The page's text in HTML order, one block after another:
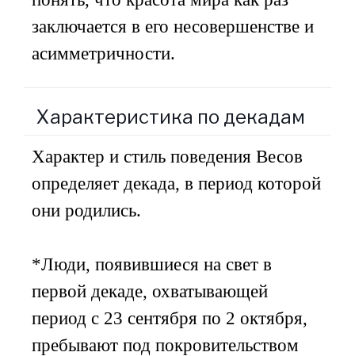
заключается в его несовершенстве и
асимметричности.
Характеристика по декадам
Характер и стиль поведения Весов
определяет декада, в период которой
они родились.
*Люди, появившиеся на свет в
первой декаде, охватывающей
период с 23 сентября по 2 октября,
пребывают под покровительством